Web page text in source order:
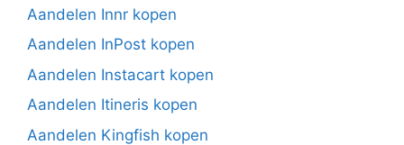
Aandelen Innr kopen
Aandelen InPost kopen
Aandelen Instacart kopen
Aandelen Itineris kopen
Aandelen Kingfish kopen